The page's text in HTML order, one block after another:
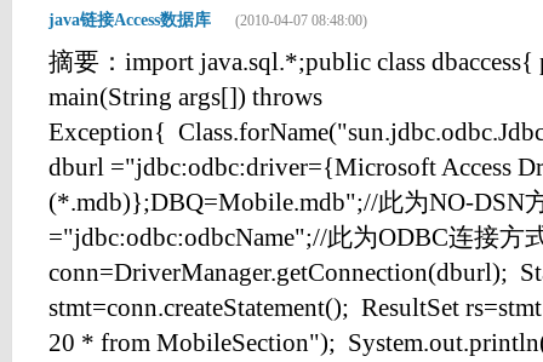
java链接Access数据库 (2010-04-07 08:48:00)
摘要：import java.sql.*;public class
main(String args[]) throws
Exception{
dburl ="jdbc:odbc:driver={Microsoft Access
(*.mdb)};DBQ=Mobile.mdb";//此为NO-DSN
="jdbc:odbc:odbcName";//此为ODBC连接方
conn=DriverManager.getConnection(dburl);
stmt=conn.createStatement(); ResultSet
20 * from MobileSection");